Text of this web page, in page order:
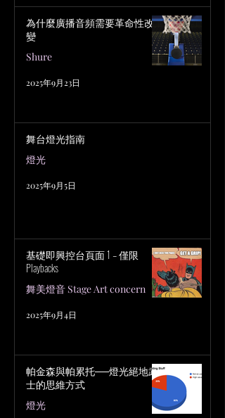
為什麼廣播音頻需要革命性改
變
Shure
2025年9月23日
舞台燈光指南
燈光
2025年9月5日
基礎即興控台頁面 1 – 僅限
Playbacks
舞美燈音 Stage Art concern
2025年9月4日
帕金森與帕累托──燈光絕地武
士的思維方式
燈光